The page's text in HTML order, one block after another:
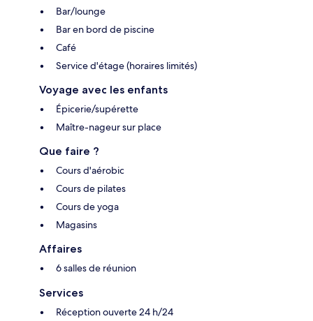
Bar/lounge
Bar en bord de piscine
Café
Service d'étage (horaires limités)
Voyage avec les enfants
Épicerie/supérette
Maître-nageur sur place
Que faire ?
Cours d'aérobic
Cours de pilates
Cours de yoga
Magasins
Affaires
6 salles de réunion
Services
Réception ouverte 24 h/24